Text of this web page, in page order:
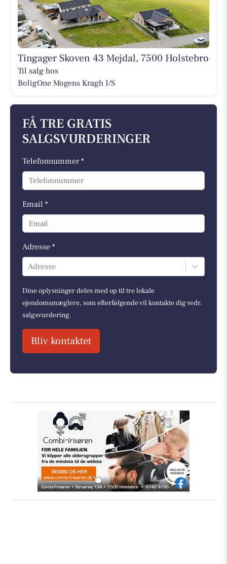
Tingager Skoven 43 Mejdal, 7500 Holstebro
Til salg hos
BoligOne Mogens Kragh I/S
FÅ TRE GRATIS
SALGSVURDERINGER
Telefonnummer *
Email *
Adresse *
Adresse
Dine oplysninger deles med op til tre lokale
ejendomsmæglere, som efterfølgende vil kontakte dig vedr.
salgsvurdering.
Bliv kontaktet